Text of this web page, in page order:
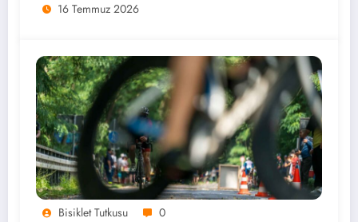
16 Temmuz 2026
Bisiklet Tutkusu 0